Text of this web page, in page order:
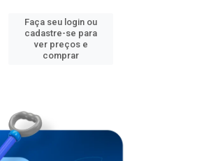
Faça seu login ou
cadastre-se para
ver preços e
comprar